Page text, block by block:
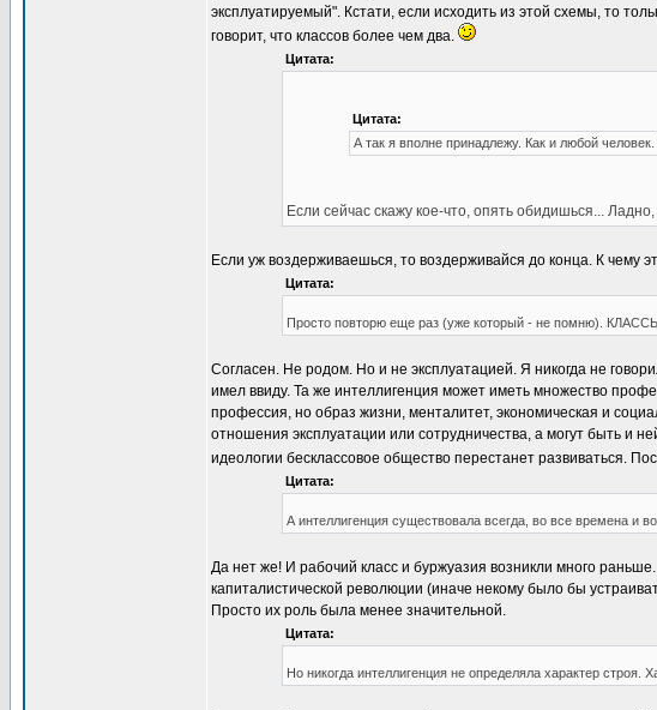
эксплуатируемый". Кстати, если исходить из этой схемы, то
говорит, что классов более чем два.
Цитата:
Цитата:
А так я вполне принадлежу. Как и любой
Если сейчас скажу кое-что, опять обидишься...
Если уж воздерживаешься, то воздерживайся до конца. К
Цитата:
Просто повторю еще раз (уже который - не помню).
Согласен. Не родом. Но и не эксплуатацией. Я никогда не
имел ввиду. Та же интеллигенция может иметь множество
профессия, но образ жизни, менталитет, экономическая и
отношения эксплуатации или сотрудничества, а могут быть и
идеологии бесклассовое общество перестанет развиваться.
Цитата:
А интеллигенция существовала всегда, во все времена и
Да нет же! И рабочий класс и буржуазия возникли много
капиталистической революции (иначе некому было бы
Просто их роль была менее значительной.
Цитата:
Но никогда интеллигенция не определяла характер